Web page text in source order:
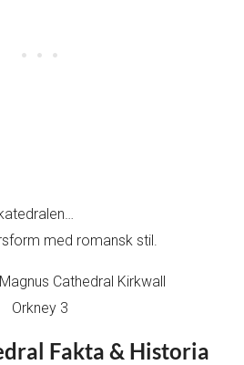
med romansk stil.
Fakta & Historia